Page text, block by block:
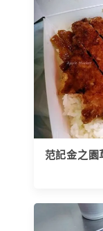
范記金之園